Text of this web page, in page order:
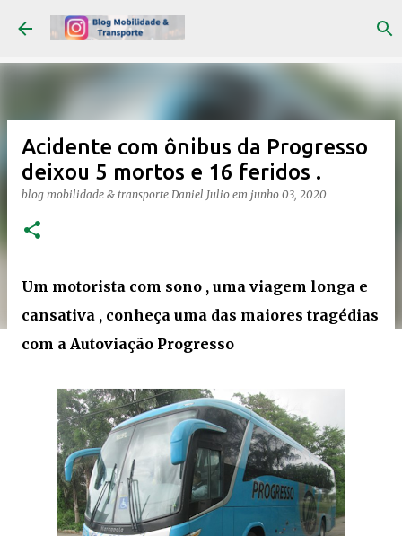
Pular para o conteúdo principal
Acidente com ônibus da Progresso
deixou 5 mortos e 16 feridos .
blog mobilidade & transporte Daniel Julio em junho 03, 2020
Um motorista com sono , uma viagem longa e
cansativa , conheça uma das maiores tragédias
com a Autoviação Progresso